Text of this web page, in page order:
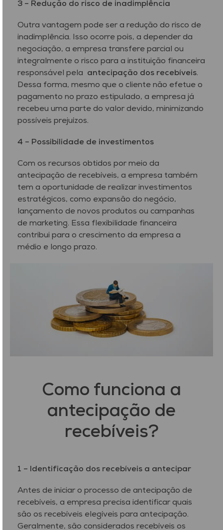
3 – Redução do risco de inadimplência
Outra vantagem pode ser a redução do risco de
inadimplência. Isso ocorre pois, a depender da
negociação, a empresa transfere parcial ou
integralmente o risco para a instituição financeira
responsável pela antecipação dos recebíveis.
Dessa forma, mesmo que o cliente não efetue o
pagamento no prazo estipulado, a empresa já
recebeu uma parte do valor devido, minimizando
possíveis prejuízos.
4 – Possibilidade de investimentos
Com os recursos obtidos por meio da
antecipação de recebíveis, a empresa também
tem a oportunidade de realizar investimentos
estratégicos, como expansão do negócio,
lançamento de novos produtos ou campanhas
de marketing. Essa flexibilidade financeira
contribui para o crescimento da empresa a
médio e longo prazo.
Como funciona a
antecipação de
recebíveis?
1 – Identificação dos recebíveis a antecipar
Antes de iniciar o processo de antecipação de
recebíveis, a empresa precisa identificar quais
são os recebíveis elegíveis para antecipação.
Geralmente, são considerados recebíveis os